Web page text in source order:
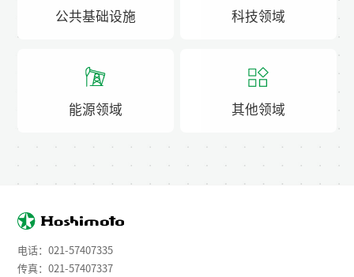
公共基础设施 科技领域
能源领域 其他领域
电话：021-57407335
传真：021-57407337